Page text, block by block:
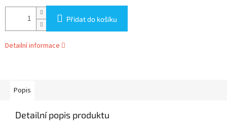
Přidat do košíku
Detailní informace
Popis
Detailní popis produktu